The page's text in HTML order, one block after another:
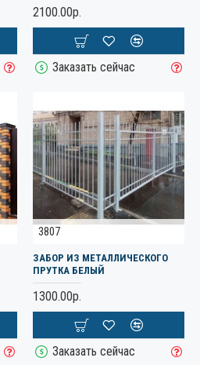
2100.00р.
Заказать сейчас
3807
ЗАБОР ИЗ МЕТАЛЛИЧЕСКОГО
ПРУТКА БЕЛЫЙ
1300.00р.
Заказать сейчас